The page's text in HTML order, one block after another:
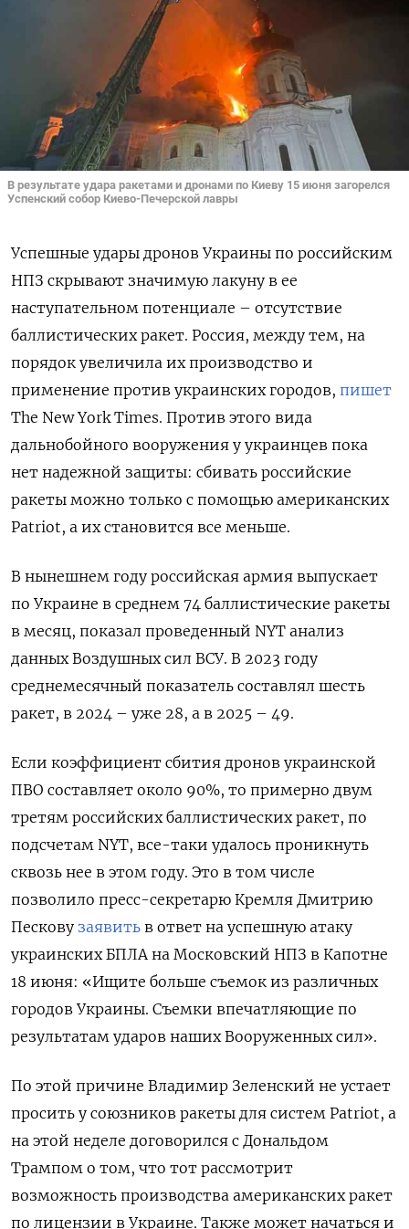
В результате удара ракетами и дронами по Киеву 15 июня загорелся
Успенский собор Киево-Печерской лавры
Успешные удары дронов Украины по российским
НПЗ скрывают значимую лакуну в ее
наступательном потенциале – отсутствие
баллистических ракет. Россия, между тем, на
порядок увеличила их производство и
применение против украинских городов, пишет
The New York Times. Против этого вида
дальнобойного вооружения у украинцев пока
нет надежной защиты: сбивать российские
ракеты можно только с помощью американских
Patriot, а их становится все меньше.
В нынешнем году российская армия выпускает
по Украине в среднем 74 баллистические ракеты
в месяц, показал проведенный NYT анализ
данных Воздушных сил ВСУ. В 2023 году
среднемесячный показатель составлял шесть
ракет, в 2024 – уже 28, а в 2025 – 49.
Если коэффициент сбития дронов украинской
ПВО составляет около 90%, то примерно двум
третям российских баллистических ракет, по
подсчетам NYT, все-таки удалось проникнуть
сквозь нее в этом году. Это в том числе
позволило пресс-секретарю Кремля Дмитрию
Пескову заявить в ответ на успешную атаку
украинских БПЛА на Московский НПЗ в Капотне
18 июня: «Ищите больше съемок из различных
городов Украины. Съемки впечатляющие по
результатам ударов наших Вооруженных сил».
По этой причине Владимир Зеленский не устает
просить у союзников ракеты для систем Patriot, а
на этой неделе договорился с Дональдом
Трампом о том, что тот рассмотрит
возможность производства американских ракет
по лицензии в Украине. Также может начаться и